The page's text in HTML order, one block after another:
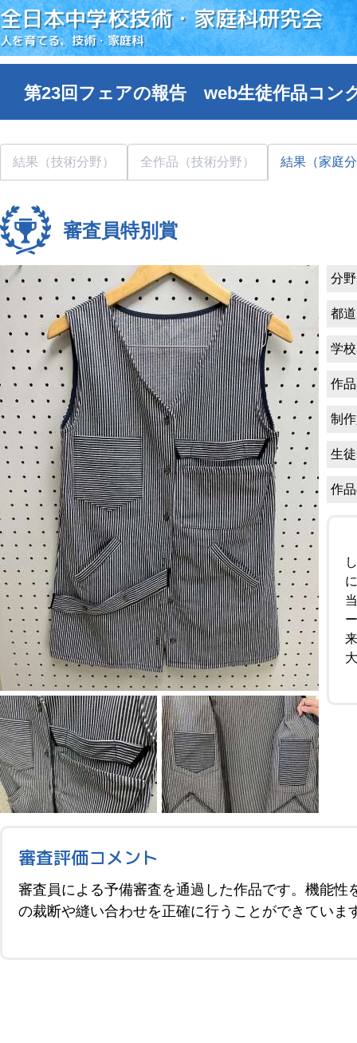
全日本中学校技術・家庭科研究会
人を育てる、技術・家庭科
第23回フェアの報告 web生徒作品コン
結果（技術分野） 全作品（技術分野） 結果（家庭
審査員特別賞
分
都
学
作
制
生
作
審査評価コメント
審査員による予備審査を通過した作品です。機能
の裁断や縫い合わせを正確に行うことができていま